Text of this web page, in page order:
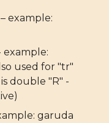
example:
example:
used for "tr"
double "R" -
garuda